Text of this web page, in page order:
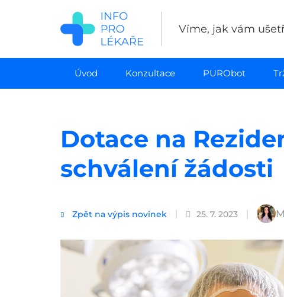
Víme, jak vám
Úvod Konzultace PURObot
Dotace na
schválení žádosti
Zpět na výpis novinek 25. 7. 2023